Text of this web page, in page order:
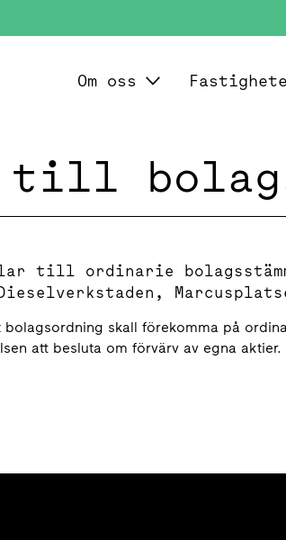
Om oss
till ordinarie
bolagsordning skall förekomma på
att besluta om förvärv av egna